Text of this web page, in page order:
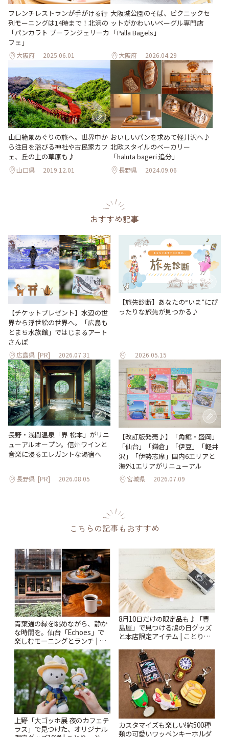
フレンチレストランが手がける行
列モーニングは14時まで！北浜の
「パンカラト ブーランジェリーカ
フェ」
大阪府 2025.06.01
大阪城公園のそば、ピクニックセ
ットがかわいいベーグル専門店
「Palla Bagels」
大阪府 2026.04.29
山口絶景めぐりの旅へ。世界中か
ら注目を浴びる神社や古民家カフ
ェ、丘の上の草原も♪
山口県 2019.12.01
おいしいパンを求めて軽井沢へ♪
北欧スタイルのベーカリー
「haluta bageri 追分」
長野県 2024.09.06
おすすめ記事
【チケットプレゼント】水辺の世
界から浮世絵の世界へ。「広島も
とまち水族館」ではじまるアート
さんぽ
広島県 [PR] 2026.07.31
【旅先診断】あなたの“いま”にぴ
ったりな旅先が見つかる♪
2026.05.15
長野・浅間温泉「界 松本」がリニ
ューアルオープン。信州ワインと
音楽に浸るエレガントな湯宿へ
長野県 [PR] 2026.08.05
【改訂版発売♪】「角館・盛岡」
「仙台」「鎌倉」「伊豆」「軽井
沢」「伊勢志摩」国内6エリアと
海外1エリアがリニューアル
宮城県 2026.07.09
こちらの記事もおすすめ
青葉通の緑を眺めながら、静か
な時間を。仙台「Echoes」で
楽しむモーニングとランチ | こ
とりっぷ
8月10日だけの限定品も♪「豊
島屋」で見つける鳩の日グッズ
と本店限定アイテム | ことりっ
上野「大ゴッホ展 夜のカフェテ
ラス」で見つけた、オリジナル
カスタマイズも楽しい!約500種
類の可愛いワッペンキーホルダ